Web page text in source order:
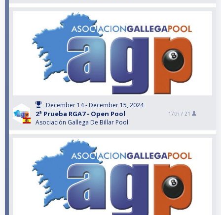
December 14 - December 15, 2024
2ª Prueba RGA7 - Open Pool
Asociación Gallega De Billar Pool
17th / 21